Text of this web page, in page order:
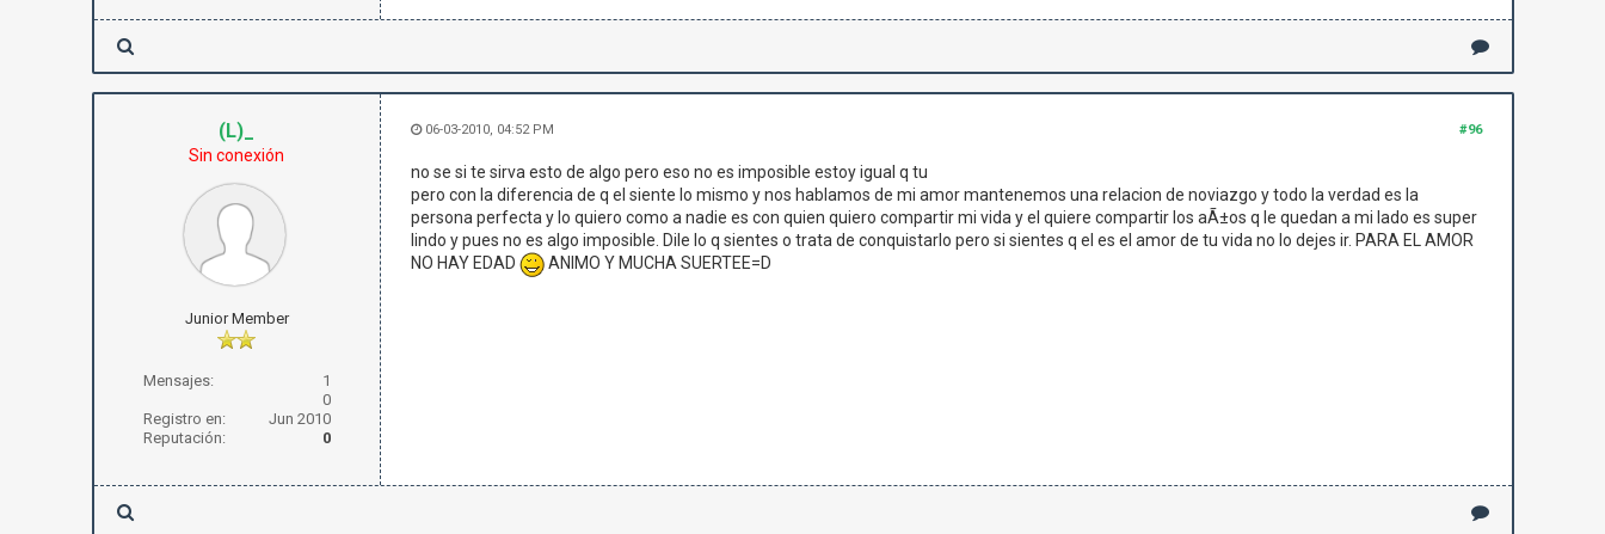
(L)_
Sin conexión
Junior Member
Mensajes:
1
0
Registro en:
Jun 2010
Reputación:
0
#96
06-03-2010, 04:52 PM
no se si te sirva esto de algo pero eso no es imposible estoy igual q tu
pero con la diferencia de q el siente lo mismo y nos hablamos de mi amor mantenemos una relacion de noviazgo y todo la verdad es la
persona perfecta y lo quiero como a nadie es con quien quiero compartir mi vida y el quiere compartir los aÃ±os q le quedan a mi lado es super
lindo y pues no es algo imposible. Dile lo q sientes o trata de conquistarlo pero si sientes q el es el amor de tu vida no lo dejes ir. PARA EL AMOR
NO HAY EDAD
ANIMO Y MUCHA SUERTEE=D